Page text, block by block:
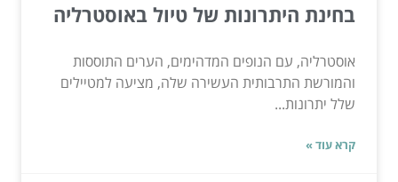
בחינת היתרונות של טיול באוסטרליה
אוסטרליה, עם הנופים המדהימים, הערים התוססות
והמורשת התרבותית העשירה שלה, מציעה למטיילים
שלל יתרונות...
קרא עוד »